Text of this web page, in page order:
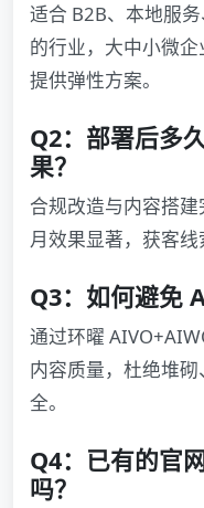
适合 B2B、本地服
的行业，大中小微
提供弹性方案。
Q2：部署后多
果？
合规改造与内容搭
月效果显著，获客线
Q3：如何避免
通过环曜
内容质量，杜绝堆
全。
Q4：已有的官
吗？